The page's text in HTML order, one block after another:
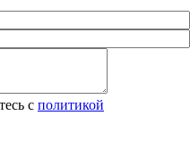
с политикой